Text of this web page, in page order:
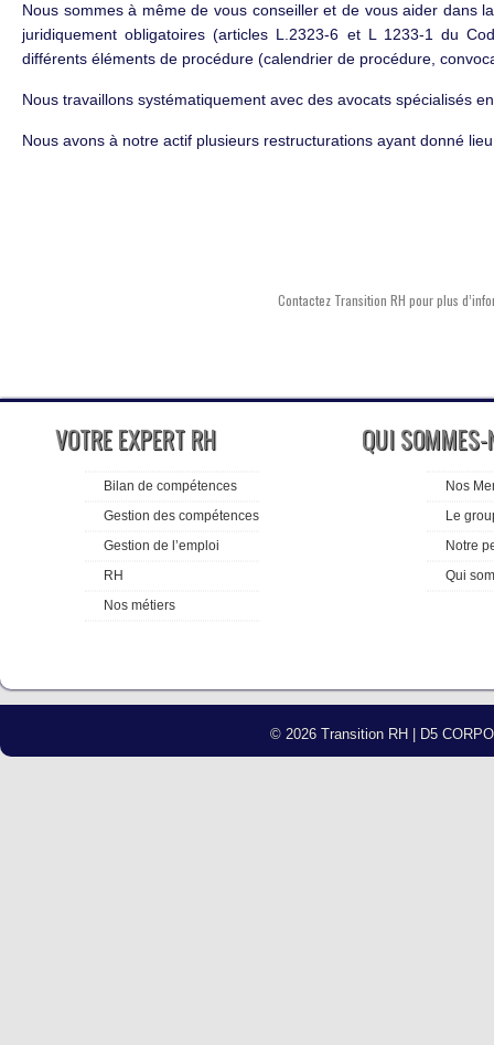
Nous sommes à même de vous conseiller et de vous aider dans
juridiquement obligatoires (articles L.2323-6 et L 1233-1 du
différents éléments de procédure (calendrier de procédure,
Nous travaillons systématiquement avec des avocats spécialisés
Nous avons à notre actif plusieurs restructurations ayant donné
Contactez Transition RH pour plus
VOTRE EXPERT RH
Bilan de compétences
Gestion des compétences
Gestion de l’emploi
RH
Nos métiers
QUI
Nos
Le
Notre
Qui
© 2026 Transition RH | D5